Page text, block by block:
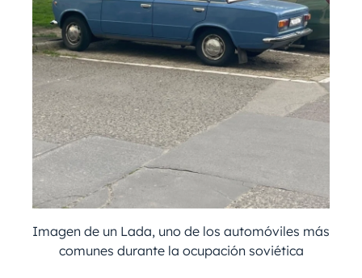
Imagen de un Lada, uno de los automóviles más
comunes durante la ocupación soviética